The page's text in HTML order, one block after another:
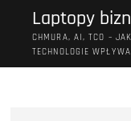
Laptopy
CHMURA, AI, TCO –
TECHNOLOGIE